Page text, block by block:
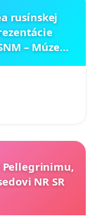
rusínskej
– Múzeu
Pellegrinimu,
NR SR